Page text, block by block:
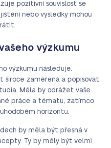
pozitivní souvislost se
nebo výsledky mohou
výzkumu
výzkumu následuje.
široce zaměřená a popisovat
Měla by odrážet vaše
práce a tématu, zatímco
horizontu.
by měla být přesná v
Ty by měly být velmi